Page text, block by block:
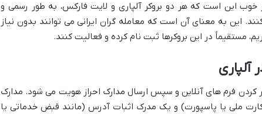
خوب این است که هر دو بروکر آلپاری و لایت فارکس، به طور رسمی و
این به معنای آن است که معامله گران ایرانی می توانند بدون نیاز
آلپاری
کردن فرم های آنلاین و سپس ارسال مدارک احراز هویت می شود. مدارک
ملی یا پاسپورت) و یک مدرک اثبات آدرس (مانند قبض خدماتی یا